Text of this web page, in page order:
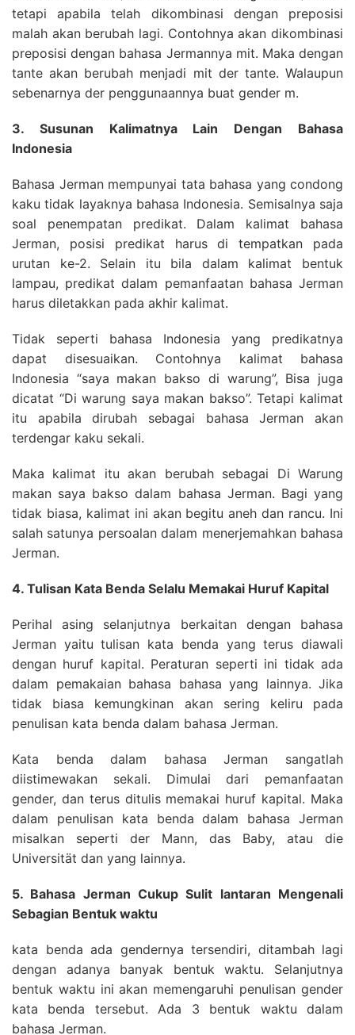
tetapi apabila telah dikombinasi dengan preposisi
malah akan berubah lagi. Contohnya akan dikombinasi
preposisi dengan bahasa Jermannya mit. Maka dengan
tante akan berubah menjadi mit der tante. Walaupun
sebenarnya der penggunaannya buat gender m.
3. Susunan Kalimatnya Lain Dengan Bahasa
Indonesia
Bahasa Jerman mempunyai tata bahasa yang condong
kaku tidak layaknya bahasa Indonesia. Semisalnya saja
soal penempatan predikat. Dalam kalimat bahasa
Jerman, posisi predikat harus di tempatkan pada
urutan ke-2. Selain itu bila dalam kalimat bentuk
lampau, predikat dalam pemanfaatan bahasa Jerman
harus diletakkan pada akhir kalimat.
Tidak seperti bahasa Indonesia yang predikatnya
dapat disesuaikan. Contohnya kalimat bahasa
Indonesia “saya makan bakso di warung”, Bisa juga
dicatat “Di warung saya makan bakso”. Tetapi kalimat
itu apabila dirubah sebagai bahasa Jerman akan
terdengar kaku sekali.
Maka kalimat itu akan berubah sebagai Di Warung
makan saya bakso dalam bahasa Jerman. Bagi yang
tidak biasa, kalimat ini akan begitu aneh dan rancu. Ini
salah satunya persoalan dalam menerjemahkan bahasa
Jerman.
4. Tulisan Kata Benda Selalu Memakai Huruf Kapital
Perihal asing selanjutnya berkaitan dengan bahasa
Jerman yaitu tulisan kata benda yang terus diawali
dengan huruf kapital. Peraturan seperti ini tidak ada
dalam pemakaian bahasa bahasa yang lainnya. Jika
tidak biasa kemungkinan akan sering keliru pada
penulisan kata benda dalam bahasa Jerman.
Kata benda dalam bahasa Jerman sangatlah
diistimewakan sekali. Dimulai dari pemanfaatan
gender, dan terus ditulis memakai huruf kapital. Maka
dalam penulisan kata benda dalam bahasa Jerman
misalkan seperti der Mann, das Baby, atau die
Universität dan yang lainnya.
5. Bahasa Jerman Cukup Sulit lantaran Mengenali
Sebagian Bentuk waktu
kata benda ada gendernya tersendiri, ditambah lagi
dengan adanya banyak bentuk waktu. Selanjutnya
bentuk waktu ini akan memengaruhi penulisan gender
kata benda tersebut. Ada 3 bentuk waktu dalam
bahasa Jerman.